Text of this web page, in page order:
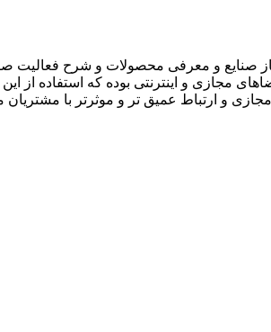
صنایع و معرفی محصولات و شرح فعالیت
مجازی و اینترنتی بوده که استفاده از
و ارتباط عمیق تر و موثرتر با مشتریان